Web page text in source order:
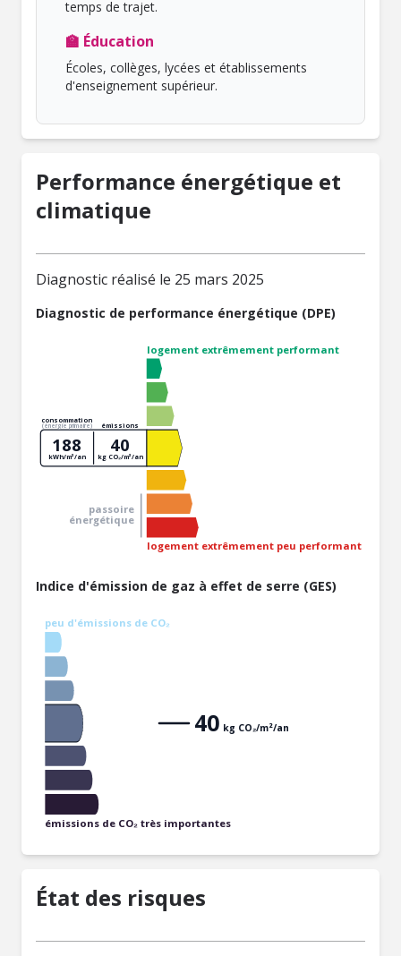
temps de trajet.
🏫 Éducation
Écoles, collèges, lycées et établissements
d'enseignement supérieur.
Performance énergétique et
climatique
Diagnostic réalisé le 25 mars 2025
Diagnostic de performance énergétique (DPE)
logement extrêmement performant
logement extrêmement peu performant
passoire
énergétique
consommation
(énergie primaire) émissions
188
kWh/m²/an
40
kg CO₂/m²/an
Indice d'émission de gaz à effet de serre (GES)
peu d'émissions de CO₂
émissions de CO₂ très importantes
40 kg CO₂/m²/an
État des risques